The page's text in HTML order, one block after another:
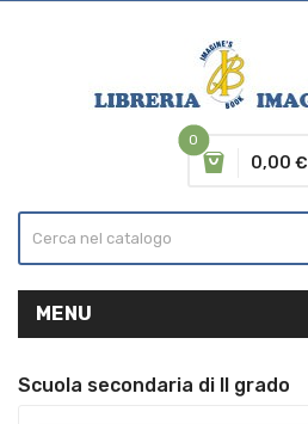
0
0,00 €
MENU
Scuola secondaria di II grado